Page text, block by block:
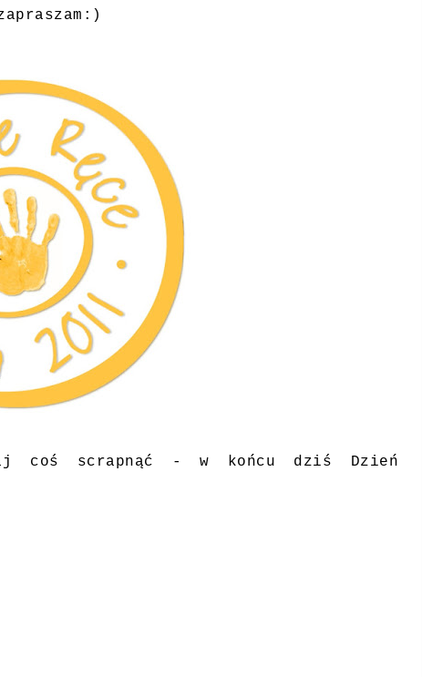
coś scrapnąć - w końcu dziś Dzień